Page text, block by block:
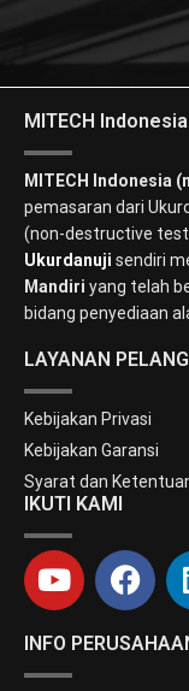
MITECH Indonesia
MITECH Indonesia
pemasaran dari
(non-destructive
Ukurdanuji sendiri
Mandiri yang telah
bidang penyediaan
LAYANAN
Kebijakan Privasi
Kebijakan Garansi
Syarat dan
IKUTI KAMI
INFO